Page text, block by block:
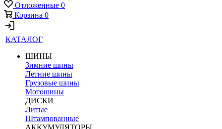
Отложенные 0
Корзина 0
КАТАЛОГ
ШИНЫ
Зимние шины
Летние шины
Грузовые шины
Мотошины
ДИСКИ
Литые
Штампованные
АККУМУЛЯТОРЫ